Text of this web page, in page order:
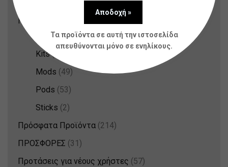
Ηλεκτρονικά Τσιγάρα
Disposable (33)
Kits (13)
Mods (49)
Pods (53)
Sticks (2)
Πρόσφατα Προϊόντα (214)
ΠΡΟΣΦΟΡΕΣ (31)
Προτάσεις για νέους χρήστες (57)
Τα προϊόντα σε αυτή την ιστοσελίδα
απευθύνονται μόνο σε ενηλίκους.